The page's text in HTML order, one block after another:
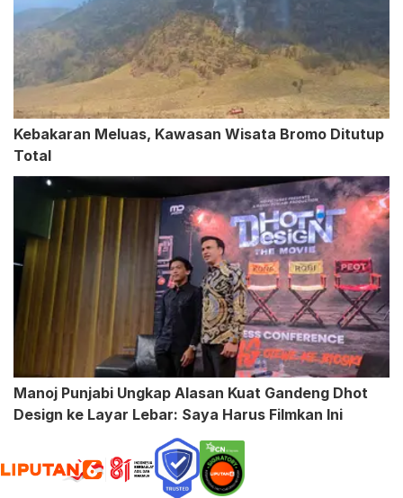
Kebakaran Meluas, Kawasan Wisata Bromo Ditutup
Total
Manoj Punjabi Ungkap Alasan Kuat Gandeng Dhot
Design ke Layar Lebar: Saya Harus Filmkan Ini